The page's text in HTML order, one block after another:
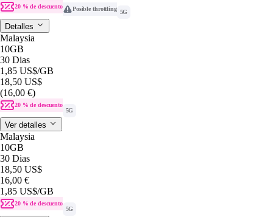
20 % de descuento Posible throttling 5G
Detalles
Malaysia
10GB
30 Dias
1,85 US$/GB
18,50 US$
(16,00 €)
20 % de descuento
5G
Ver detalles
Malaysia
10GB
30 Dias
18,50 US$
16,00 €
1,85 US$/GB
20 % de descuento
5G